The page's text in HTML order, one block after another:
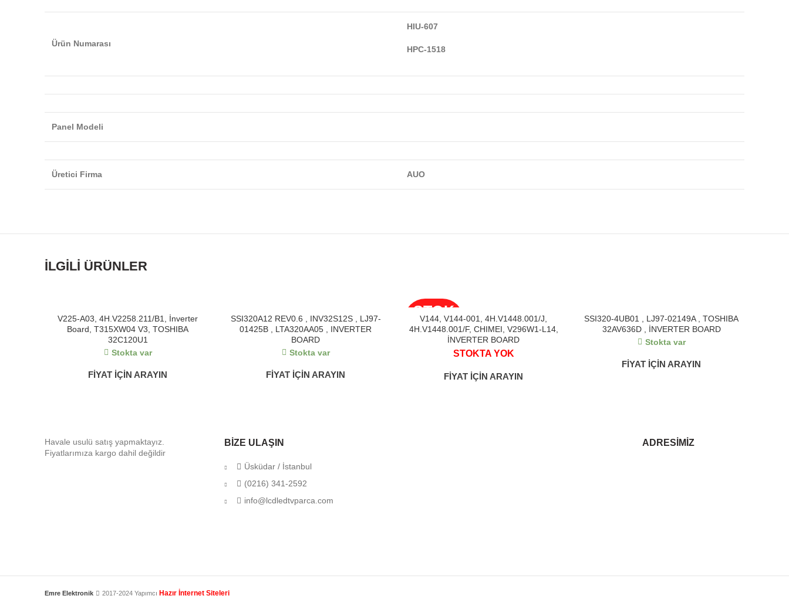
Ürün Numarası
HIU-607
HPC-1518
Panel Modeli
Üretici Firma AUO
İLGILI ÜRÜNLER
V225-A03, 4H.V2258.211/B1, İnverter
Board, T315XW04 V3, TOSHIBA
32C120U1
FİYAT İÇİN ARAYIN
Stokta var
SSI320A12 REV0.6 , INV32S12S , LJ97-
01425B , LTA320AA05 , INVERTER
BOARD
FİYAT İÇİN ARAYIN
Stokta var
STOK
YOK
V144, V144-001, 4H.V1448.001/J,
4H.V1448.001/F, CHIMEI, V296W1-L14,
İNVERTER BOARD
FİYAT İÇİN ARAYIN
STOKTA YOK
SSI320-4UB01 , LJ97-02149A , TOSHIBA
32AV636D , İNVERTER BOARD
FİYAT İÇİN ARAYIN
Stokta var
Havale usulü satış yapmaktayız.
Fiyatlarımıza kargo dahil değildir
BIZE ULAŞIN
Üsküdar / İstanbul
(0216) 341-2592
info@lcdledtvparca.com
ADRESIMIZ
Emre Elektronik 2017-2024 Yapımcı Hazır İnternet Siteleri